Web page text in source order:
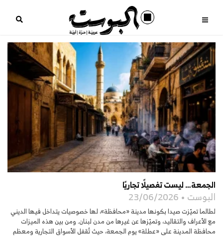
الجمعة… ليست تفصيلًا تجاريًا
البوست 23/06/2026
لطالما تميّزت صيدا بكونها مدينة «محافظة»، لها خصوصيات يتداخل فيها الديني
مع الأعراف والتقاليد، وتميّزها عن غيرها من مدن لبنان. ومن بين هذه الميزات
محافظة المدينة على «عطلة» يوم الجمعة، حيث تُقفل الأسواق التجارية ومعظم